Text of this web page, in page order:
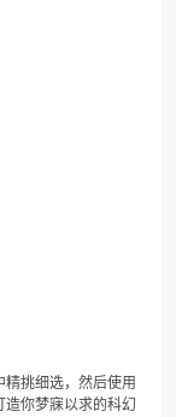
挑细选，然后使用
你梦寐以求的科幻